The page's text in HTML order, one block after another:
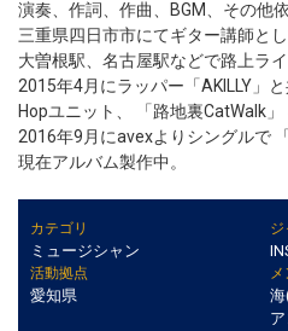
演奏、作詞、作曲、BGM、その他
三重県四日市市にてギター講師とし
大曽根駅、名古屋駅などで路上ライ
2015年4月にラッパー「AKILLY」
Hopユニット、 「路地裏CatWalk」
2016年9月にavexよりシングルで
現在アルバム製作中。
カテゴリ
ミュージシャン
ジ
活動拠点
愛知県